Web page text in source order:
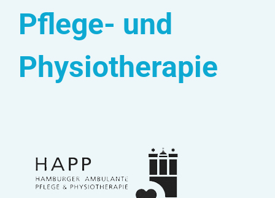
Pflege- und
Physiotherapie